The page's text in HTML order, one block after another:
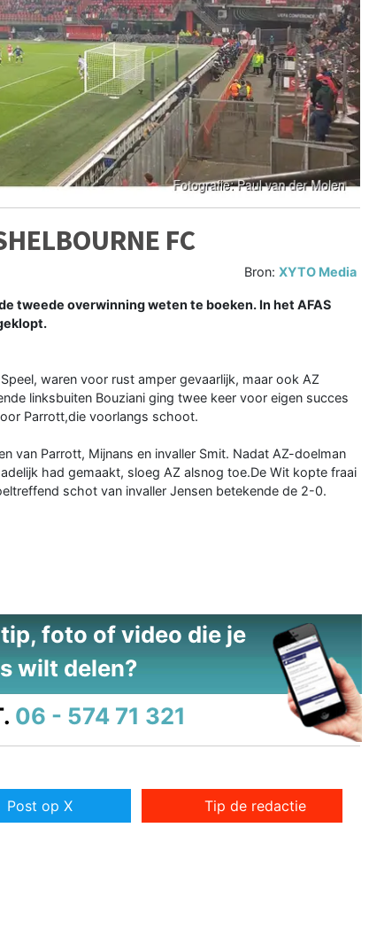
FC
Bron:XYTO Media
tweede overwinning weten te boeken. In het AFAS
waren voor rust amper gevaarlijk, maar ook AZ
linksbuiten Bouziani ging twee keer voor eigen succes
Parrott,die voorlangs schoot.
van Parrott, Mijnans en invaller Smit. Nadat AZ-doelman
had gemaakt, sloeg AZ alsnog toe.De Wit kopte fraai
schot van invaller Jensen betekende de 2-0.
foto of video die je
wilt delen?
06 - 574 71 321
Post op X Tip de redactie